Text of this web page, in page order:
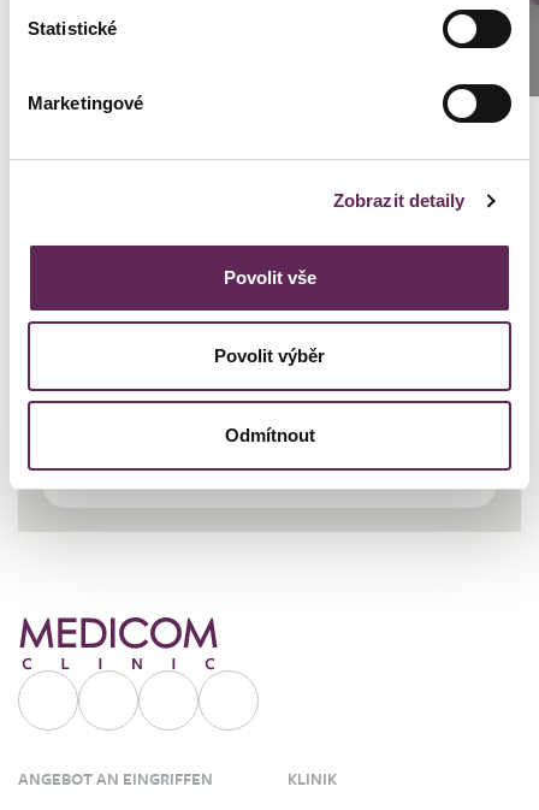
Statistické
Marketingové
Zobrazit detaily
Povolit vše
Povolit výběr
Odmítnout
Kontaktierien Sie ihren
persönlichen Koordinator
Lenka Černická Špálová
+420 739 994 664
cernicka@medicomclinic.cz
ANGEBOT AN EINGRIFFEN KLINIK